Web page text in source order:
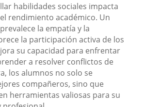
habilidades sociales impacta
rendimiento académico. Un
la empatía y la
la participación activa de los
su capacidad para enfrentar
a resolver conflictos de
los alumnos no solo se
compañeros, sino que
herramientas valiosas para su